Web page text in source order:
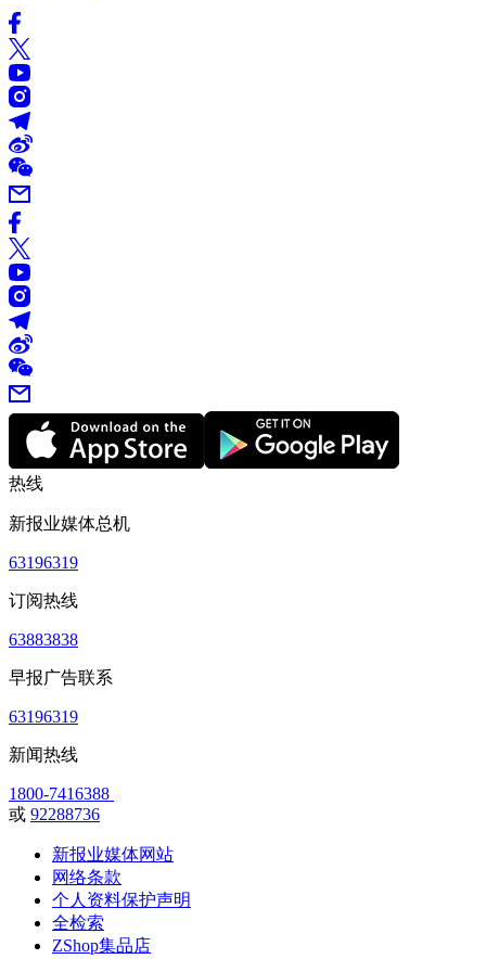
热线
新报业媒体总机
63196319
订阅热线
63883838
早报广告联系
63196319
新闻热线
1800-7416388
或 92288736
新报业媒体网站
网络条款
个人资料保护声明
全检索
ZShop集品店